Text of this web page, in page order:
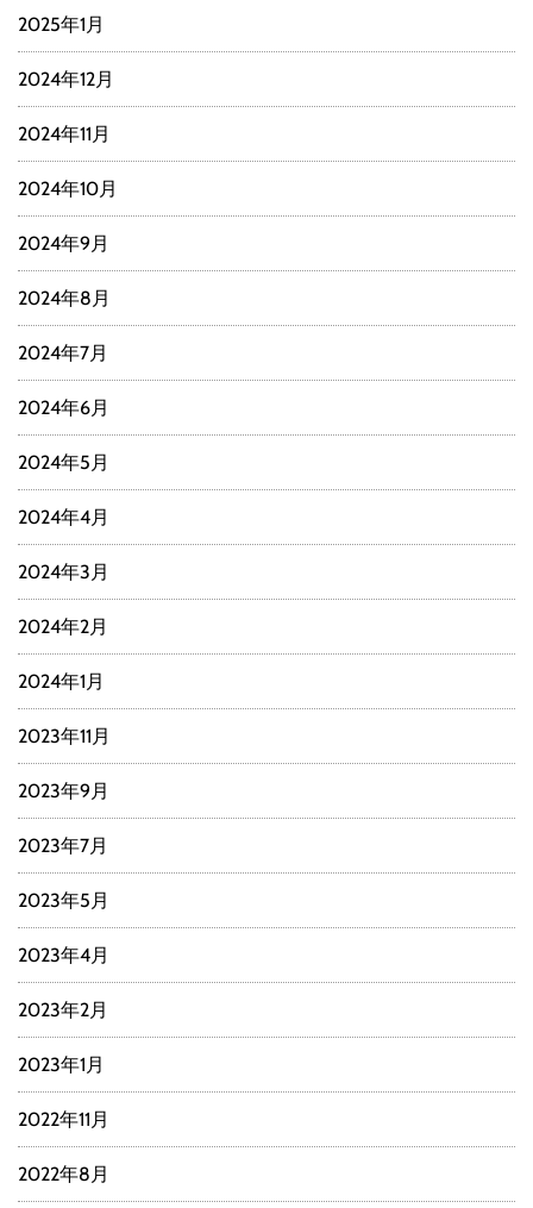
2025年1月
2024年12月
2024年11月
2024年10月
2024年9月
2024年8月
2024年7月
2024年6月
2024年5月
2024年4月
2024年3月
2024年2月
2024年1月
2023年11月
2023年9月
2023年7月
2023年5月
2023年4月
2023年2月
2023年1月
2022年11月
2022年8月